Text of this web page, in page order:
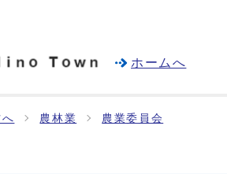
ホームへ
農林業 農業委員会